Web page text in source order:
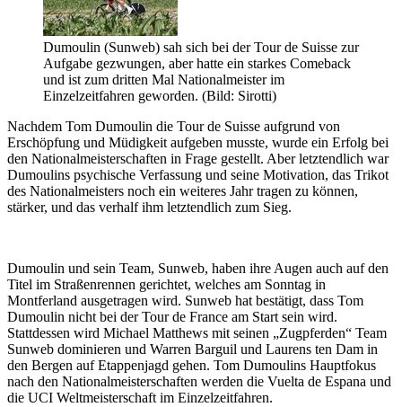
Dumoulin (Sunweb) sah sich bei der Tour de Suisse zur
Aufgabe gezwungen, aber hatte ein starkes Comeback
und ist zum dritten Mal Nationalmeister im
Einzelzeitfahren geworden. (Bild: Sirotti)
Nachdem Tom Dumoulin die Tour de Suisse aufgrund von
Erschöpfung und Müdigkeit aufgeben musste, wurde ein Erfolg bei
den Nationalmeisterschaften in Frage gestellt. Aber letztendlich war
Dumoulins psychische Verfassung und seine Motivation, das Trikot
des Nationalmeisters noch ein weiteres Jahr tragen zu können,
stärker, und das verhalf ihm letztendlich zum Sieg.
Dumoulin und sein Team, Sunweb, haben ihre Augen auch auf den
Titel im Straßenrennen gerichtet, welches am Sonntag in
Montferland ausgetragen wird. Sunweb hat bestätigt, dass Tom
Dumoulin nicht bei der Tour de France am Start sein wird.
Stattdessen wird Michael Matthews mit seinen „Zugpferden“ Team
Sunweb dominieren und Warren Barguil und Laurens ten Dam in
den Bergen auf Etappenjagd gehen. Tom Dumoulins Hauptfokus
nach den Nationalmeisterschaften werden die Vuelta de Espana und
die UCI Weltmeisterschaft im Einzelzeitfahren.